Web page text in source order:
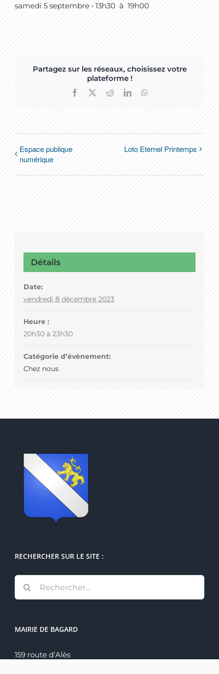
samedi 5 septembre • 13h30 à 19h00
Partagez sur les réseaux, choisissez votre
plateforme !
Facebook RedditLinkedIn
Espace publique
numérique
Loto Eternel Printemps
Détails
Date:
vendredi 8 décembre 2023
Heure :
20h30 à 23h30
Catégorie d’évènement:
Chez nous
RECHERCHER SUR LE SITE :
MAIRIE DE BAGARD
159 route d’Alès